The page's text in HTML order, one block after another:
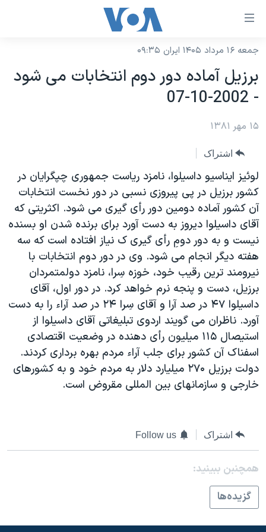
لینکهای
دسترسی
جهش
محتوای
اصلی
جهش
صفحه
اصلی
جهش
به
جستجو
نسخه سبک وب‌سایت
موضوع ها
ایران
آمریکا
جهان
ورزشی
گزیده‌ها
ویدیوها
فرهنگ و زندگی
حقوق شهروندی
اقتصادی
علم و فناوری
اسرائیل در جنگ
گالری عکس
برنامه های تلویزیونی
جدول برنامه ها
صفحه‌های ویژه
جام جهانی ۲۰۲۶
عملیات خشم حماسی
بایگانی برنامه‌های تلویزیونی
مستندها
انتخابات ریاست جمهوری آمریکا ۲۰۲۴
حمله جمهوری اسلامی به اسرائیل
رمز مهسا
ورزش زنان در ایران
اعتراضات زن، زندگی، آزادی
دادگاه حمید نوری
چهل سال گروگان‌گیری
قانون شفافیت دارائی کادر رهبری ایران
فرکانس‌های صدای آمریکا
پخش رادیویی
یادگیری زبان انگلیسی
دنبال کنید
زبانهای مختلف
جمعه ۱۶ مرداد ۱۴۰۵ ایران ۰۹:۳۵
برزيل آماده دور دوم انتخابات می شود
- 2002-10-07
۱۵ مهر ۱۳۸۱
اشتراک
لوئيز ايناسيو داسيلوا، نامزد رياست جمهوری چپگرايان در
کشور برزيل در پی پيروزی نسبی در دور نخست انتخابات
آن کشور آماده دومين دور رأی گيری می شود. اکثريتی که
آقای داسيلوا ديروز به دست آورد برای برنده شدن او بسنده
نيست و به دور دومِ رأی گيری ک نياز افتاده است که سه
هفته ديگر انجام می شود. وی در دور دوم انتخابات با
نيرومند ترين رقيب خود، خوزه سِرا، نامزد دولمتمردان
برزيل، دست و پنجه نرم خواهد کرد. در دور اول، آقای
داسيلوا ۴۷ در صد آرا و آقای سِرا ۲۴ در صد آراء را به دست
آورد. ناظران می گويند اردوی تبليغاتی آقای داسيلوا از
استيصال ۱۱۵ ميليون رأی دهنده در وضعيت اقتصادی
اسفناک آن کشور برای جلب آراء مردم بهره برداری کردند.
دولت برزيل ۲۷۰ ميليارد دلار به مردم خود و به کشورهای
خارجی و سازمانهای بين المللی مقروض است.
اشتراک Follow us
همچنبن ببینید:
گزيده‌ها